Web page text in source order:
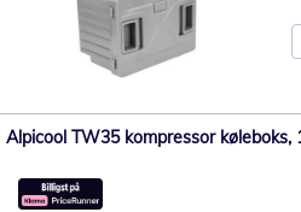
Alpicool TW35 kompressor køleboks,